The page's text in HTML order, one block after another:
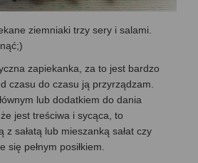
ziemniaki trzy sery i salami.
zapiekanka, za to jest bardzo
czasu do czasu ją przyrządzam.
lub dodatkiem do dania
jest treściwa i sycąca, to
z sałatą lub mieszanką sałat czy
się pełnym posiłkiem.